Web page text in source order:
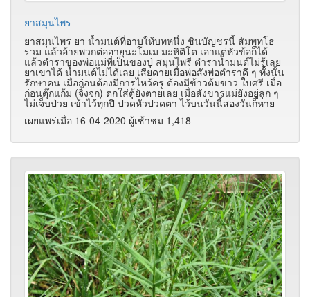
ยาสมุนไพร
ยาสมุนไพร ยา น้ำมนต์ที่อาบให้บทหนึ่ง ชินบัญชรนี้ สัมพุทโธ
รวม แล้วอ้ายพวกต่ออายุนะโมเม มะหิติโต เอาแต่หัวข้อก็ได้
แล้วตำราของพ่อแม่ที่เป็นของปู่ สมุนไพรี ตำราน้ำมนต์ไม่รู้เลย
ยาเขาได้ น้ำมนต์ไม่ได้เลย เสียดายเมื่อพ่อสังพ่อตำราดี ๆ ทั้งนั้น
รักษาคน เมื่อก่อนต้องมีการไหว้ครู ต้องมีข้าวต้มขาว ใบศรี เมื่อ
ก่อนตุ๊กแก้ม (จิ้งจก) ตกใส่ตู้ยังตายเลย เมื่อสังขารแม่ยังอยู่ลูก ๆ
ไม่เจ็บป่วย เข้าไว้ทุกปี ปวดหัวปวดตา ไว้บนวันนี้สองวันก็หาย
เผยแพร่เมื่อ 16-04-2020 ผู้เช้าชม 1,418